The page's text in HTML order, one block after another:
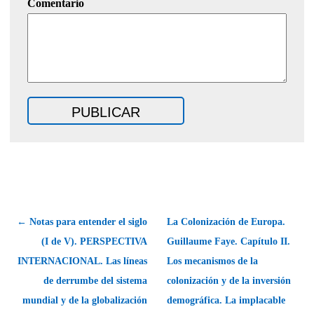
Comentario
← Notas para entender el siglo
(I de V). PERSPECTIVA
INTERNACIONAL. Las líneas
de derrumbe del sistema
mundial y de la globalización
La Colonización de Europa.
Guillaume Faye. Capítulo II.
Los mecanismos de la
colonización y de la inversión
demográfica. La implacable